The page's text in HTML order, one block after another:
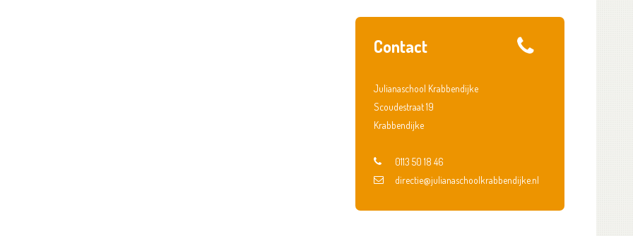
Contact
Julianaschool Krabbendijke
Scoudestraat 19
Krabbendijke
0113 50 18 46
directie@julianaschoolkrabbendijke.nl